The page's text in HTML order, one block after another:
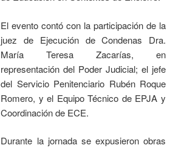
El evento contó con la participación de la
juez de Ejecución de Condenas Dra.
María Teresa Zacarías, en
representación del Poder Judicial; el jefe
del Servicio Penitenciario Rubén Roque
Romero, y el Equipo Técnico de EPJA y
Coordinación de ECE.
Durante la jornada se expusieron obras